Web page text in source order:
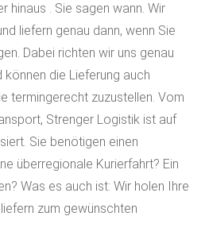
hinaus . Sie sagen wann. Wir
liefern genau dann, wenn Sie
Dabei richten wir uns genau
können die Lieferung auch
termingerecht zuzustellen. Vom
Strenger Logistik ist auf
Sie benötigen einen
überregionale Kurierfahrt? Ein
Was es auch ist: Wir holen Ihre
zum gewünschten